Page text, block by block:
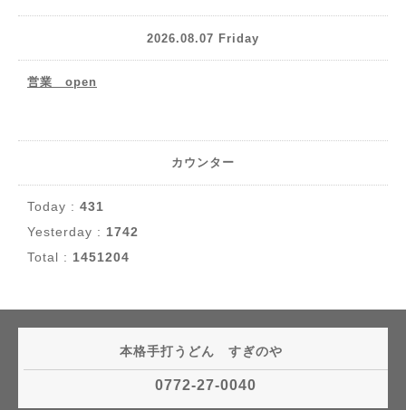
2026.08.07 Friday
営業 open
カウンター
Today : 431
Yesterday : 1742
Total : 1451204
本格手打うどん すぎのや
0772-27-0040